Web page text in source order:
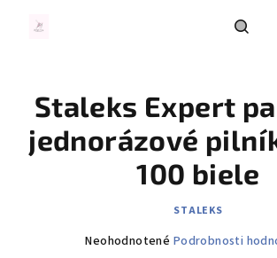
Staleks Expert
jednorázové
100 biele
STALEKS
Priemerné
Neohodnotené Podrobnosti